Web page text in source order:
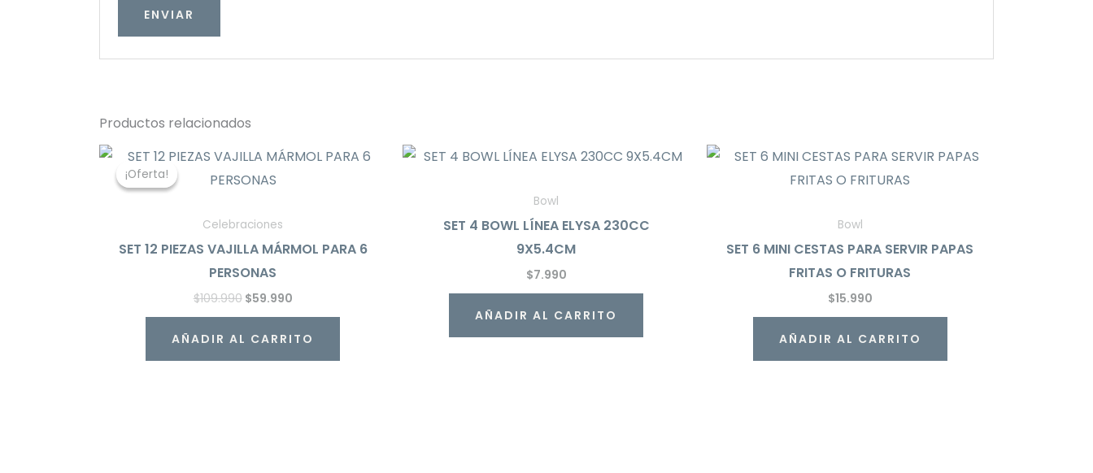
Productos relacionados
¡Oferta!
¡Oferta!
Celebraciones
SET 12 PIEZAS VAJILLA MÁRMOL PARA 6
PERSONAS
$109.990
El
precio
original
$59.990
El
precio
AÑADIR AL CARRITO
Bowl
SET 4 BOWL LÍNEA ELYSA 230CC
9X5.4CM
$7.990
AÑADIR AL CARRITO
Bowl
SET 6 MINI CESTAS PARA SERVIR PAPAS
FRITAS O FRITURAS
$15.990
AÑADIR AL CARRITO